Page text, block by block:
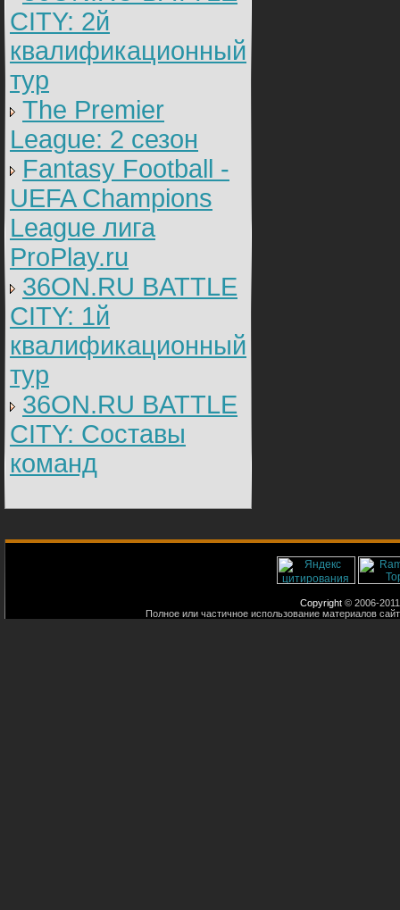
CITY: 2й
квалификационный
тур
The Premier
League: 2 cезон
Fantasy Football -
UEFA Champions
League лига
ProPlay.ru
36ON.RU BATTLE
CITY: 1й
квалификационный
тур
36ON.RU BATTLE
CITY: Составы
команд
Copyright © 2006-
Полное или частичное использование материалов